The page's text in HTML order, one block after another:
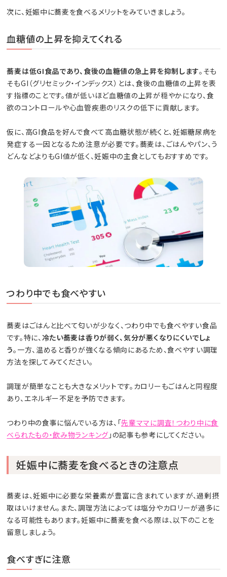
次に、妊娠中に蕎麦を食べるメリットをみていきましょう。
血糖値の上昇を抑えてくれる
蕎麦は低GI食品であり、食後の血糖値の急上昇を抑制します。そも
そもGI（グリセミック・インデックス）とは、食後の血糖値の上昇を表
す指標のことです。値が低いほど血糖値の上昇が穏やかになり、食
欲のコントロールや心血管疾患のリスクの低下に貢献します。
仮に、高GI食品を好んで食べて高血糖状態が続くと、妊娠糖尿病を
発症する一因となるため注意が必要です。蕎麦は、ごはんやパン、う
どんなどよりもGI値が低く、妊娠中の主食としてもおすすめです。
つわり中でも食べやすい
蕎麦はごはんと比べて匂いが少なく、つわり中でも食べやすい食品
です。特に、冷たい蕎麦は香りが弱く、気分が悪くなりにくいでしょ
う。一方、温めると香りが強くなる傾向にあるため、食べやすい調理
方法を探してみてください。
調理が簡単なことも大きなメリットです。カロリーもごはんと同程度
あり、エネルギー不足を予防できます。
つわり中の食事に悩んでいる方は、「先輩ママに調査！つわり中に食
べられたもの・飲み物ランキング」の記事も参考にしてください。
妊娠中に蕎麦を食べるときの注意点
蕎麦は、妊娠中に必要な栄養素が豊富に含まれていますが、過剰摂
取はいけません。また、調理方法によっては塩分やカロリーが過多に
なる可能性もあります。妊娠中に蕎麦を食べる際は、以下のことを
留意しましょう。
食べすぎに注意